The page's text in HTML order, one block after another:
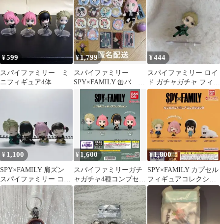
ト
¥599
スパイファミリー ミ
ニフィギュア4体
¥1,799
スパイファミリー
SPY×FAMILY 缶バ カ
ード トレカ ぬいぐ
¥444
スパイファミリー ロイ
ド ガチャガチャ フィギ
ュア
¥ 1,100
SPY×FAMILY 肩ズン
スパイファミリー コン
プ 4種
¥1,600
スパイファミリーガチ
ャガチャ4種コンプセッ
ト
¥1,800
SPY×FAMILY カプセル
フィギュアコレクショ
ン3